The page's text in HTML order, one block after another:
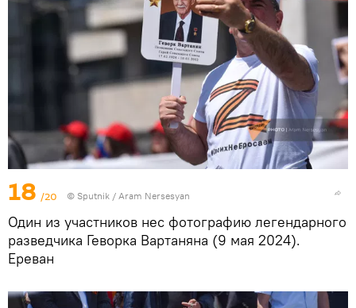
18 /20 © Sputnik / Aram Nersesyan
Один из участников нес фотографию легендарного
разведчика Геворка Вартаняна (9 мая 2024).
Еревaн